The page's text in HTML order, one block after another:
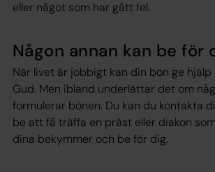
eller något som har gått fel.
Någon annan kan be för
När livet är jobbigt kan din bön ge
Gud. Men ibland underlättar det om
formulerar bönen. Du kan du kontakta
be att få träffa en präst eller diakon
dina bekymmer och be för dig.